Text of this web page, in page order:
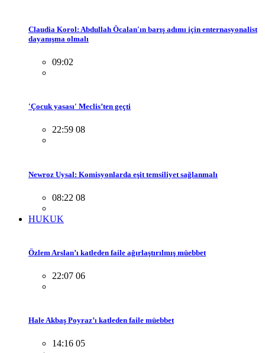
Claudia Korol: Abdullah Öcalan'ın barış adımı için enternasyonalist
dayanışma olmalı
09:02
'Çocuk yasası' Meclis’ten geçti
22:59 08
Newroz Uysal: Komisyonlarda eşit temsiliyet sağlanmalı
08:22 08
HUKUK
Özlem Arslan’ı katleden faile ağırlaştırılmış müebbet
22:07 06
Hale Akbaş Poyraz’ı katleden faile müebbet
14:16 05